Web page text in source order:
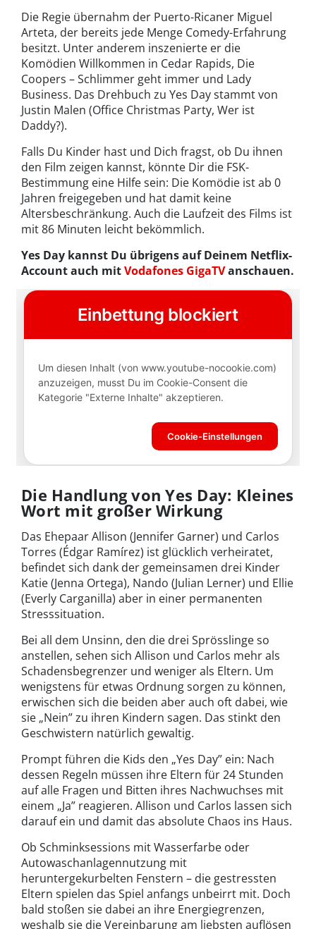
Die Regie übernahm der Puerto-Ricaner Miguel
Arteta, der bereits jede Menge Comedy-Erfahrung
besitzt. Unter anderem inszenierte er die
Komödien Willkommen in Cedar Rapids, Die
Coopers – Schlimmer geht immer und Lady
Business. Das Drehbuch zu Yes Day stammt von
Justin Malen (Office Christmas Party, Wer ist
Daddy?).
Falls Du Kinder hast und Dich fragst, ob Du ihnen
den Film zeigen kannst, könnte Dir die FSK-
Bestimmung eine Hilfe sein: Die Komödie ist ab 0
Jahren freigegeben und hat damit keine
Altersbeschränkung. Auch die Laufzeit des Films ist
mit 86 Minuten leicht bekömmlich.
Yes Day kannst Du übrigens auf Deinem Netflix-
Account auch mitVodafones GigaTVanschauen.
Die Handlung von Yes Day: Kleines
Wort mit großer Wirkung
Das Ehepaar Allison (Jennifer Garner) und Carlos
Torres (Édgar Ramírez) ist glücklich verheiratet,
befindet sich dank der gemeinsamen drei Kinder
Katie (Jenna Ortega), Nando (Julian Lerner) und Ellie
(Everly Carganilla) aber in einer permanenten
Stresssituation.
Bei all dem Unsinn, den die drei Sprösslinge so
anstellen, sehen sich Allison und Carlos mehr als
Schadensbegrenzer und weniger als Eltern. Um
wenigstens für etwas Ordnung sorgen zu können,
erwischen sich die beiden aber auch oft dabei, wie
sie „Nein” zu ihren Kindern sagen. Das stinkt den
Geschwistern natürlich gewaltig.
Prompt führen die Kids den „Yes Day” ein: Nach
dessen Regeln müssen ihre Eltern für 24 Stunden
auf alle Fragen und Bitten ihres Nachwuchses mit
einem „Ja” reagieren. Allison und Carlos lassen sich
darauf ein und damit das absolute Chaos ins Haus.
Ob Schminksessions mit Wasserfarbe oder
Autowaschanlagennutzung mit
heruntergekurbelten Fenstern – die gestressten
Eltern spielen das Spiel anfangs unbeirrt mit. Doch
bald stoßen sie dabei an ihre Energiegrenzen,
weshalb sie die Vereinbarung am liebsten auflösen